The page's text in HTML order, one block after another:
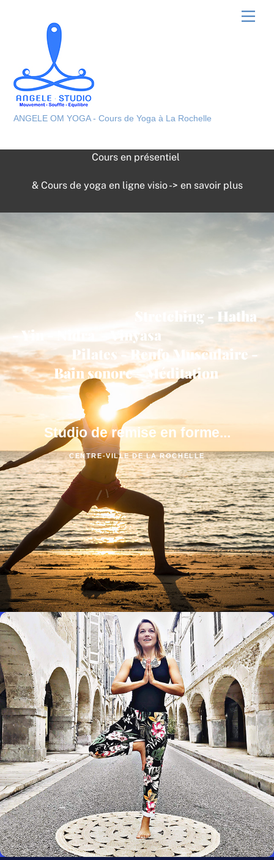
ANGELE OM YOGA - Cours de Yoga à La Rochelle
Cours en présentiel
& Cours de yoga en ligne visio -> en savoir plus
Stretching - Hatha
- Yin - Nidra - Vinyasa
Pilates - Renfo Musculaire -
Bain sonore - Méditation
Studio de remise en forme...
CENTRE-VILLE DE LA ROCHELLE